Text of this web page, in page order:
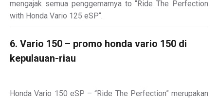
mengajak semua penggemarnya to “Ride The Perfection
with Honda Vario 125 eSP“.
6. Vario 150 – promo honda vario 150 di
kepulauan-riau
Honda Vario 150 eSP – “Ride The Perfection” merupakan